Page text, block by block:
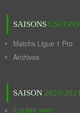
SAISONS
Matchs Ligue 1 Pro
Archives
SAISON 2020/2021
ÉQUIPE PRO